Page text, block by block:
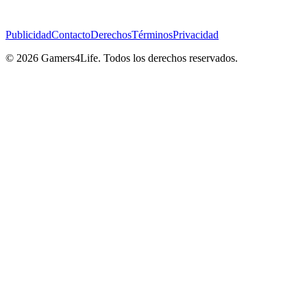
PublicidadContactoDerechosTérminosPrivacidad
© 2026 Gamers4Life. Todos los derechos reservados.